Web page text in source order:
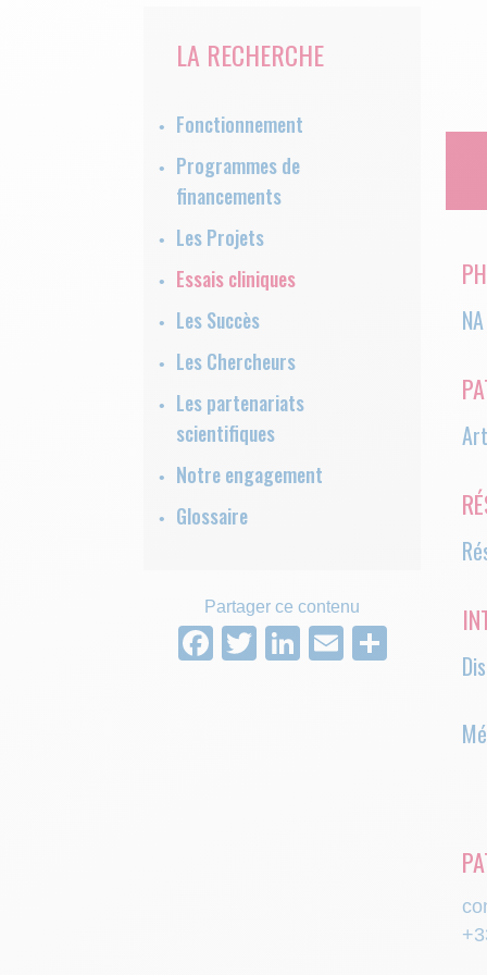
LA RECHERCHE
Fonctionnement
Programmes de
financements
Les Projets
Essais cliniques
Les Succès
Les Chercheurs
Les partenariats
scientifiques
Notre engagement
Glossaire
Partager ce contenu
Facebook
Twitter
LinkedIn
Email
NA